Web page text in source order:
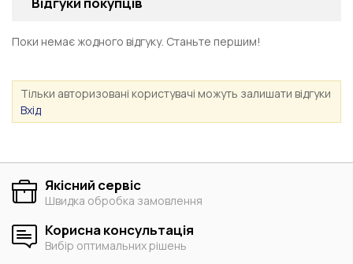
Поки немає жодного відгуку. Станьте першим!
Тільки авторизовані користувачі можуть залишати відгуки
Вхід
Якісний сервіс
Швидка обробка замовлення
Корисна консультація
Вибір оптимальних рішень